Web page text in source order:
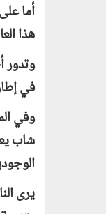
أما
هذا
وتدور
في
وفي
شاب
يرى